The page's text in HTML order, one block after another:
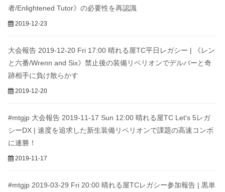
者/Enlightened Tutor》の必要性を再認識
2019-12-23
大会報告 2019-12-20 Fri 17:00 晴れる屋TC平日レガシー | 《レン
と六番/Wrenn and Six》禁止後の装備リベリオンでデルバーと奇
跡相手に負け散らかす
2019-12-20
#mtgjp 大会報告 2019-11-17 Sun 12:00 晴れる屋TC Let's 5レガ
シーDX | 速度を追求した新生装備リベリオンで課題の高速コンボ
に連勝！
2019-11-17
#mtgjp 2019-03-29 Fri 20:00 晴れる屋TCレガシー参加報告 | 黒単